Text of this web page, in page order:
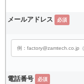
メールアドレス 必須
電話番号 必須